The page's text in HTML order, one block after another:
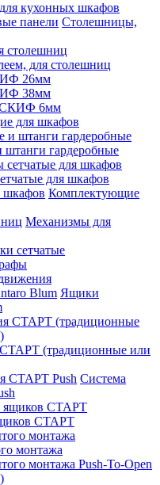
кухонных шкафов
Столешницы,
столешниц
для столешниц
26мм
38мм
СКИФ 6мм
для шкафов
гардеробные
для шкафов
Комплектующие
Механизмы для
сетчатые
Ящики
(традиционные или
Система
СТАРТ
монтажа